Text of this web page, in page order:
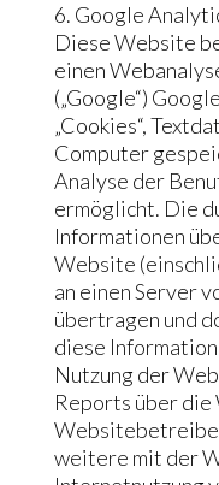
6. Google
Diese Website
einen
(„Google“)
„Cookies“,
Computer
Analyse der
ermöglicht. Die
Informationen
Website
an einen Server
übertragen und
diese
Nutzung der
Reports über
weitere mit der